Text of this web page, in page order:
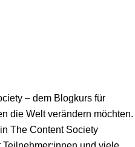
– dem Blogkurs für
die Welt verändern möchten.
The Content Society